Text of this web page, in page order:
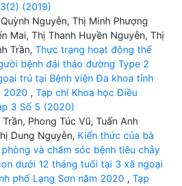
(2019)
Nguyễn, Thị Minh Phượng
Mai, Thị Thanh Huyền Nguyễn, Thị
Trần, Thực trạng hoạt động thể
bệnh đái tháo đường Type 2
trú tại Bệnh viện Đa khoa tỉnh
2020 , Tạp chí Khoa học Điều
3 Số 5 (2020)
Phong Túc Vũ, Tuấn Anh
Dung Nguyễn, Kiến thức của bà
và chăm sóc bệnh tiêu chảy
dưới 12 tháng tuổi tại 3 xã ngoại
phố Lạng Sơn năm 2020 , Tạp